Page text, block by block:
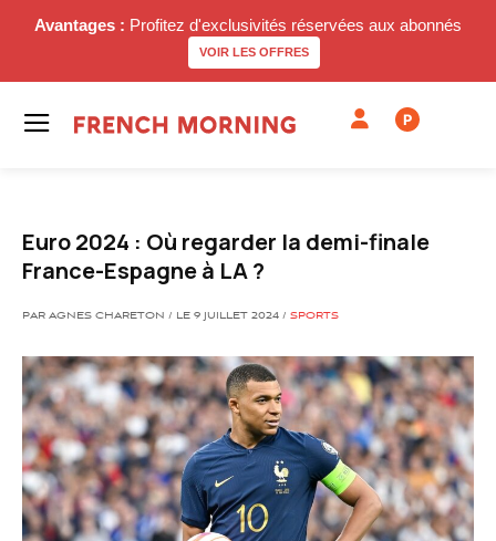
Avantages : Profitez d'exclusivités réservées aux abonnés
VOIR LES OFFRES
P
Euro 2024 : Où regarder la demi-finale
France-Espagne à LA ?
PAR AGNES CHARETON / LE 9 JUILLET 2024 / SPORTS